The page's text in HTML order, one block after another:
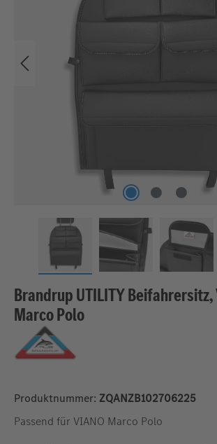
Brandrup UTILITY Beifahrersitz,
Marco Polo
Produktnummer: ZQANZB102706225
Passend für VIANO Marco Polo